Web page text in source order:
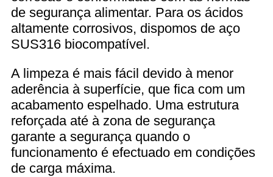
de segurança alimentar. Para os ácidos
altamente corrosivos, dispomos de aço
SUS316 biocompatível.
A limpeza é mais fácil devido à menor
aderência à superfície, que fica com um
acabamento espelhado. Uma estrutura
reforçada até à zona de segurança
garante a segurança quando o
funcionamento é efectuado em condições
de carga máxima.